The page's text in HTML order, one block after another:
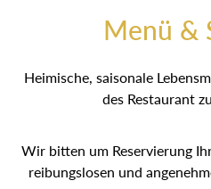
Menü &
Heimische, saisonale
des Restaurant
Wir bitten um Reservierung
reibungslosen und